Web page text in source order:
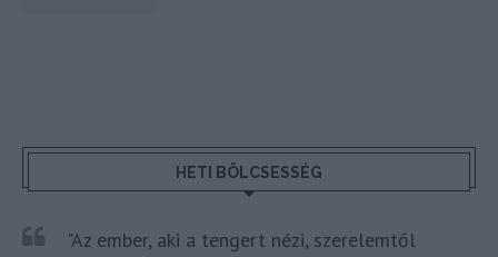
HETI BÖLCSESSÉG
"Az ember, aki a tengert nézi, szerelemtől